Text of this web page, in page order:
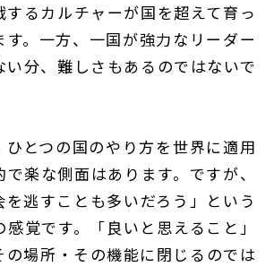
するカルチャーが国を超えて育っ
す。一方、一国が強力なリーダー
い分、難しさもあるのではないで
ひとつの国のやり方を世界に適用
楽な側面はあります。ですが、
を逃すことも多いだろう」という
覚です。「良いと思えること」
の場所・その機能に閉じるのでは